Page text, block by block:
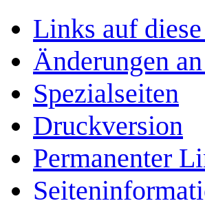
Links auf
Änderungen
Spezialseiten
Druckversion
Permanenter